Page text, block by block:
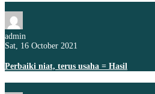
admin
Sat, 16 October 2021
Perbaiki niat, terus usaha = Hasil